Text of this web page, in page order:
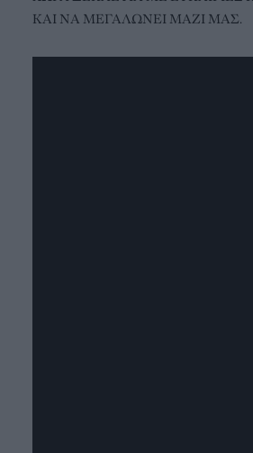
ΚΑΙ ΝΑ ΜΕΓΑΛΩΝΕΙ ΜΑΖΙ ΜΑΣ.